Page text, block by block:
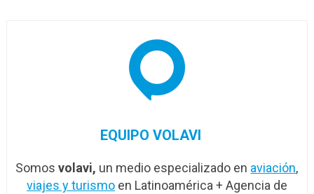
EQUIPO VOLAVI
Somosvolavi, un medio especializado en aviación,
viajes y turismoen Latinoamérica + Agencia de